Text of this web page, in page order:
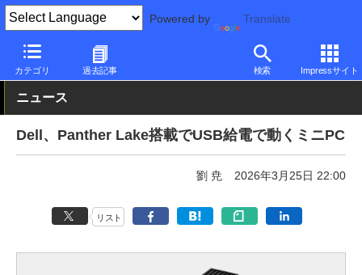
Powered by Translate
カテゴリ 過去記事 検索 Impressサイト
PC Watch パソコン/タブレット/スマートフォン NUC/小型パソコ
ニュース
Dell、Panther Lake搭載でUSB給電で動くミニPC
劉 尭 2026年3月25日 22:00
リスト